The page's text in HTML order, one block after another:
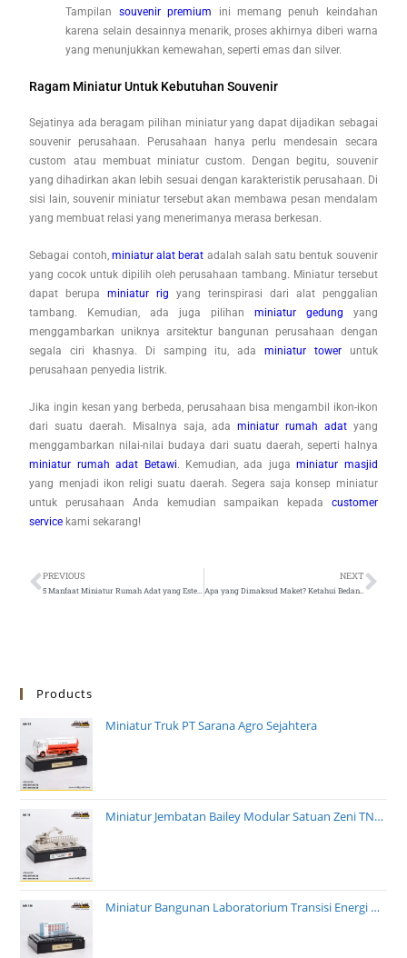
Tampilan souvenir premium ini memang penuh keindahan
karena selain desainnya menarik, proses akhirnya diberi warna
yang menunjukkan kemewahan, seperti emas dan silver.
Ragam Miniatur Untuk Kebutuhan Souvenir
Sejatinya ada beragam pilihan miniatur yang dapat dijadikan sebagai
souvenir perusahaan. Perusahaan hanya perlu mendesain secara
custom atau membuat miniatur custom. Dengan begitu, souvenir
yang dihadirkan akan lebih sesuai dengan karakteristik perusahaan. Di
sisi lain, souvenir miniatur tersebut akan membawa pesan mendalam
yang membuat relasi yang menerimanya merasa berkesan.
Sebagai contoh, miniatur alat berat adalah salah satu bentuk souvenir
yang cocok untuk dipilih oleh perusahaan tambang. Miniatur tersebut
dapat berupaminiatur rig yang terinspirasi dari alat penggalian
tambang. Kemudian, ada juga pilihan miniatur gedung yang
menggambarkan uniknya arsitektur bangunan perusahaan dengan
segala ciri khasnya. Di samping itu, ada miniatur toweruntuk
perusahaan penyedia listrik.
Jika ingin kesan yang berbeda, perusahaan bisa mengambil ikon-ikon
dari suatu daerah. Misalnya saja, adaminiatur rumah adatyang
menggambarkan nilai-nilai budaya dari suatu daerah, seperti halnya
miniatur rumah adat Betawi. Kemudian, ada jugaminiatur masjid
yang menjadi ikon religi suatu daerah. Segera saja konsep miniatur
untuk perusahaan Anda kemudian sampaikan kepada customer
service kami sekarang!
PREVIOUS NEXT
Apa yang Dimaksud Maket? Ketahui Bedanya dengan Miniatur
Products
Miniatur Truk PT Sarana Agro Sejahtera
Miniatur Jembatan Bailey Modular Satuan Zeni TNI AD
Miniatur Bangunan Laboratorium Transisi Energi PT PLN